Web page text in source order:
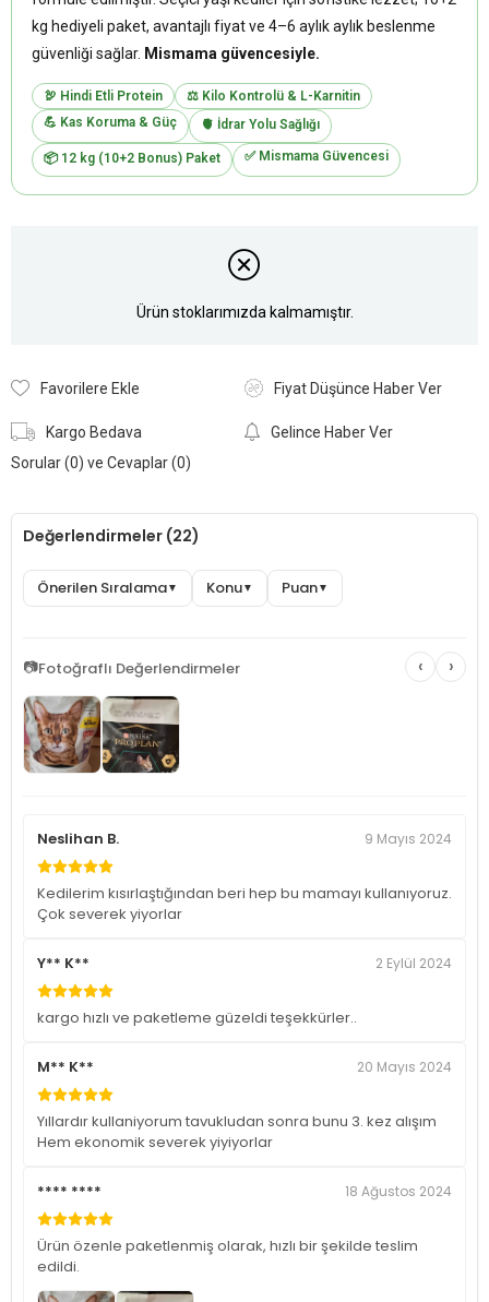
kg hediyeli paket, avantajlı fiyat ve 4–6 aylık aylık beslenme
güvenliği sağlar. Mismama güvencesiyle.
🦃 Hindi Etli Protein
⚖️ Kilo Kontrolü & L-Karnitin
💪 Kas Koruma & Güç
🫀 İdrar Yolu Sağlığı
📦 12 kg (10+2 Bonus) Paket ✅ Mismama Güvencesi
Ürün stoklarımızda kalmamıştır.
Favorilere Ekle Fiyat Düşünce Haber Ver
Kargo Bedava
Gelince Haber Ver
Sorular (0) ve Cevaplar (0)
Değerlendirmeler (22)
Önerilen Sıralama▼ Konu▼ Puan▼
📷Fotoğraflı Değerlendirmeler ‹ ›
Neslihan B. 9 Mayıs 2024
Kedilerim kısırlaştığından beri hep bu mamayı kullanıyoruz.
Çok severek yiyorlar
Y** K** 2 Eylül 2024
kargo hızlı ve paketleme güzeldi teşekkürler..
M** K** 20 Mayıs 2024
Yıllardır kullaniyorum tavukludan sonra bunu 3. kez alışım
Hem ekonomik severek yiyiyorlar
**** **** 18 Ağustos 2024
Ürün özenle paketlenmiş olarak, hızlı bir şekilde teslim
edildi.